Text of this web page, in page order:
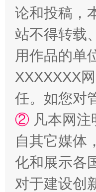
论和投稿，
站不得转载
用作品的单
XXXXXXX
任。如您对
② 凡本网
自其它媒体
化和展示各
对于建设创